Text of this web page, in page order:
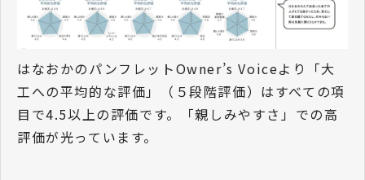
はなおかのパンフレットOwner’s Voiceより「大
工への平均的な評価」（５段階評価）はすべての項
目で4.5以上の評価です。「親しみやすさ」での高
評価が光っています。